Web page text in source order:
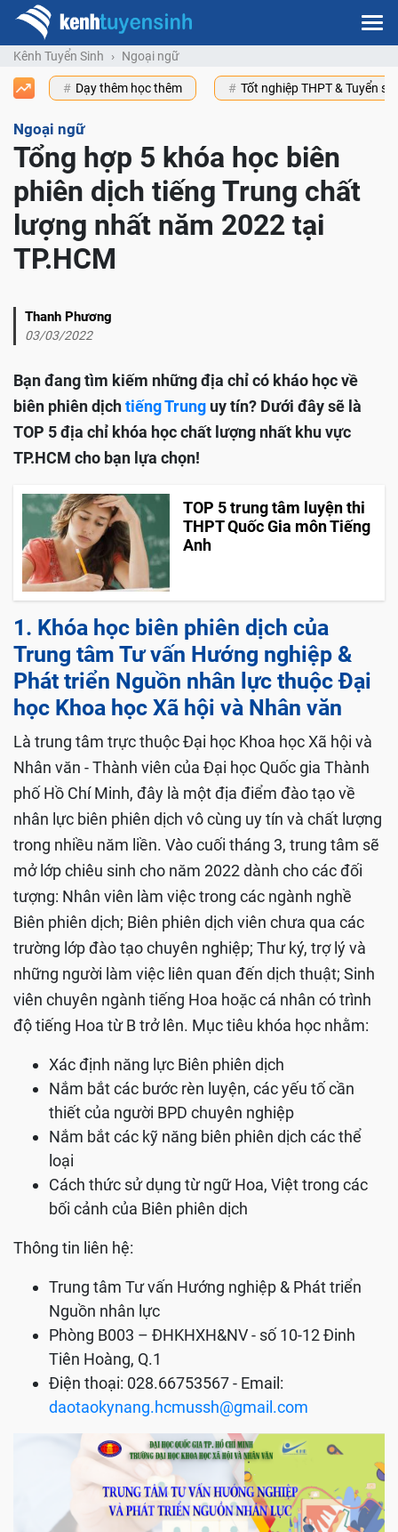
Kênh Tuyển Sinh Ngoại ngữ
Dạy thêm học thêm Tốt nghiệp THPT & Tuyển
Ngoại ngữ
Tổng hợp 5 khóa học biên
phiên dịch tiếng Trung chất
lượng nhất năm 2022 tại
TP.HCM
Thanh Phương
03/03/2022
Bạn đang tìm kiếm những địa chỉ có kháo học về
biên phiên dịchtiếng Trung uy tín? Dưới đây sẽ là
TOP 5 địa chỉ khóa học chất lượng nhất khu vực
TP.HCM cho bạn lựa chọn!
TOP 5 trung tâm luyện thi
THPT Quốc Gia môn Tiếng
Anh
1. Khóa học biên phiên dịch của
Trung tâm Tư vấn Hướng nghiệp &
Phát triển Nguồn nhân lực thuộc Đại
học Khoa học Xã hội và Nhân văn
Là trung tâm trực thuộc Đại học Khoa học Xã hội và
Nhân văn - Thành viên của Đại học Quốc gia Thành
phố Hồ Chí Minh, đây là một địa điểm đào tạo về
nhân lực biên phiên dịch vô cùng uy tín và chất lượng
trong nhiều năm liền. Vào cuối tháng 3, trung tâm sẽ
mở lớp chiêu sinh cho năm 2022 dành cho các đối
tượng: Nhân viên làm việc trong các ngành nghề
Biên phiên dịch; Biên phiên dịch viên chưa qua các
trường lớp đào tạo chuyên nghiệp; Thư ký, trợ lý và
những người làm việc liên quan đến dịch thuật; Sinh
viên chuyên ngành tiếng Hoa hoặc cá nhân có trình
độ tiếng Hoa từ B trở lên. Mục tiêu khóa học nhằm:
Xác định năng lực Biên phiên dịch
Nắm bắt các bước rèn luyện, các yếu tố cần
thiết của người BPD chuyên nghiệp
Nắm bắt các kỹ năng biên phiên dịch các thể
loại
Cách thức sử dụng từ ngữ Hoa, Việt trong các
bối cảnh của Biên phiên dịch
Thông tin liên hệ:
Trung tâm Tư vấn Hướng nghiệp & Phát triển
Nguồn nhân lực
Phòng B003 – ĐHKHXH&NV - số 10-12 Đinh
Tiên Hoàng, Q.1
Điện thoại: 028.66753567 - Email:
daotaokynang.hcmussh@gmail.com